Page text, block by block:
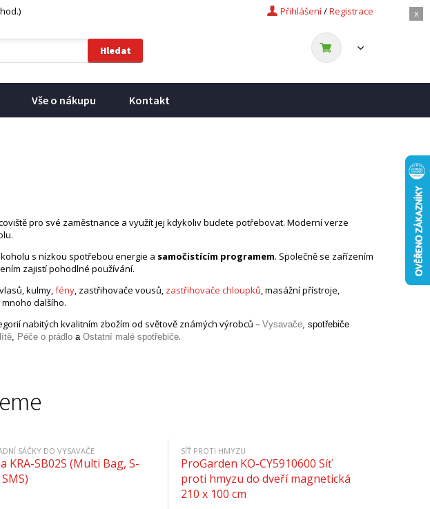
x
Registrace
/
Přihlášení
Vše o nákupu Kontakt
pro své zaměstnance a využít jej kdykoliv budete potřebovat. Moderní verze
s nízkou spotřebou energie a samočistícím programem. Společně se zařízením
zajistí pohodlné používání.
kulmy,fény, zastřihovače vousů, zastřihovače chloupků, masážní přístroje,
mnoho dalšího.
nabitých kvalitním zbožím od světově známých výrobců – Vysavače, spotřebiče
, Péče o prádlo a Ostatní malé spotřebiče.
SÁČKY DO VYSAVAČE
KRA-SB02S (Multi Bag, S-
SÍŤ PROTI HMYZU
ProGarden KO-CY5910600 Síť
proti hmyzu do dveří magnetická
210 x 100 cm